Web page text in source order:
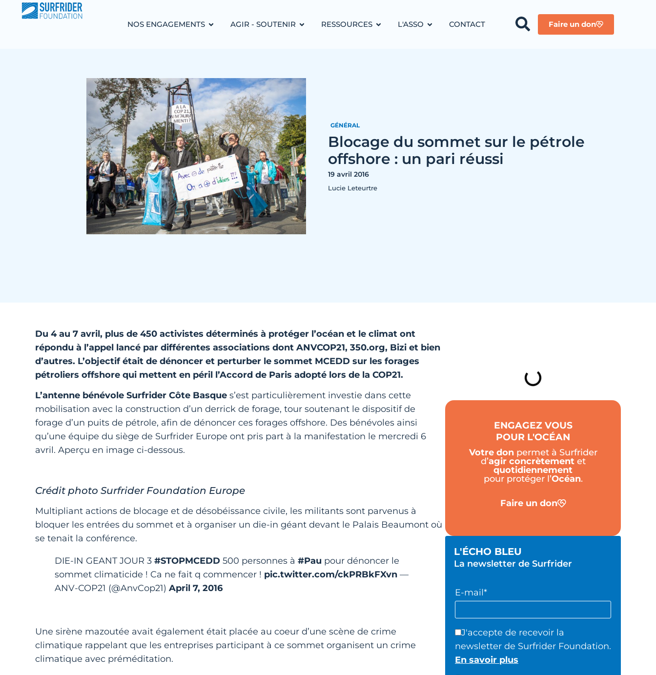
NOS ENGAGEMENTS AGIR - SOUTENIR RESSOURCES L'ASSO CONTACT Faire un don
GÉNÉRAL
Blocage du sommet sur le pétrole
offshore : un pari réussi
19 avril 2016
Lucie Leteurtre
Du 4 au 7 avril, plus de 450 activistes déterminés à protéger l’océan et le climat ont
répondu à l’appel lancé par différentes associations dont ANVCOP21, 350.org, Bizi et bien
d’autres. L’objectif était de dénoncer et perturber le sommet MCEDD sur les forages
pétroliers offshore qui mettent en péril l’Accord de Paris adopté lors de la COP21.
L’antenne bénévole Surfrider Côte Basque s’est particulièrement investie dans cette
mobilisation avec la construction d’un derrick de forage, tour soutenant le dispositif de
forage d’un puits de pétrole, afin de dénoncer ces forages offshore. Des bénévoles ainsi
qu’une équipe du siège de Surfrider Europe ont pris part à la manifestation le mercredi 6
avril. Aperçu en image ci-dessous.
Crédit photo Surfrider Foundation Europe
Multipliant actions de blocage et de désobéissance civile, les militants sont parvenus à
bloquer les entrées du sommet et à organiser un die-in géant devant le Palais Beaumont où
se tenait la conférence.
DIE-IN GEANT JOUR 3 #STOPMCEDD 500 personnes à #Pau pour dénoncer le
sommet climaticide ! Ca ne fait q commencer ! pic.twitter.com/ckPRBkFXvn —
ANV-COP21 (@AnvCop21) April 7, 2016
Une sirène mazoutée avait également était placée au coeur d’une scène de crime
climatique rappelant que les entreprises participant à ce sommet organisent un crime
climatique avec préméditation.
ENGAGEZ VOUS
POUR L'OCÉAN
Votre donpermet à Surfrider
d’agir concrètementet
quotidiennement
pour protéger l’Océan.
Faire un don
L'ÉCHO BLEU
La newsletter de Surfrider
E-mail*
J'accepte de recevoir la
newsletter de Surfrider Foundation.
En savoir plus